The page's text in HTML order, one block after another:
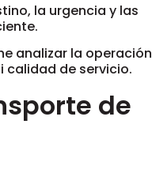
la urgencia y las
analizar la operación
de servicio.
de